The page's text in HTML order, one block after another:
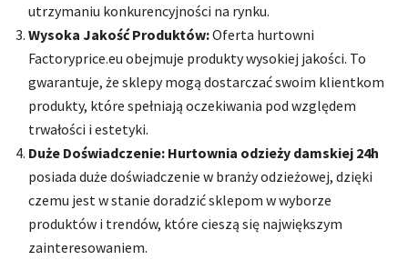
utrzymaniu konkurencyjności na rynku.
Wysoka Jakość Produktów:Oferta hurtowni
Factoryprice.eu obejmuje produkty wysokiej jakości. To
gwarantuje, że sklepy mogą dostarczać swoim klientkom
produkty, które spełniają oczekiwania pod względem
trwałości i estetyki.
Duże Doświadczenie: Hurtownia odzieży damskiej 24h
posiada duże doświadczenie w branży odzieżowej, dzięki
czemu jest w stanie doradzić sklepom w wyborze
produktów i trendów, które cieszą się największym
zainteresowaniem.